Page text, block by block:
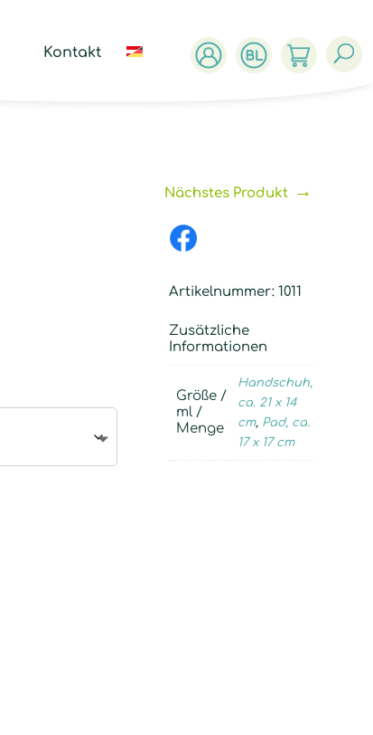
Kontakt
Nächstes Produkt→
Artikelnummer: 1011
Zusätzliche
Informationen
Größe /
ml /
Menge
Handschuh,
ca. 21 x 14
cm, Pad, ca.
17 x 17 cm